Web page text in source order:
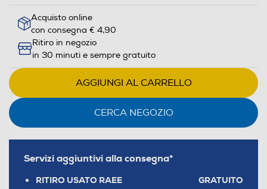
Acquisto online
con consegna € 4,90
Ritiro in negozio
in 30 minuti e sempre gratuito
AGGIUNGI AL CARRELLO
CERCA NEGOZIO
Servizi aggiuntivi alla consegna*
RITIRO USATO RAEE GRATUITO